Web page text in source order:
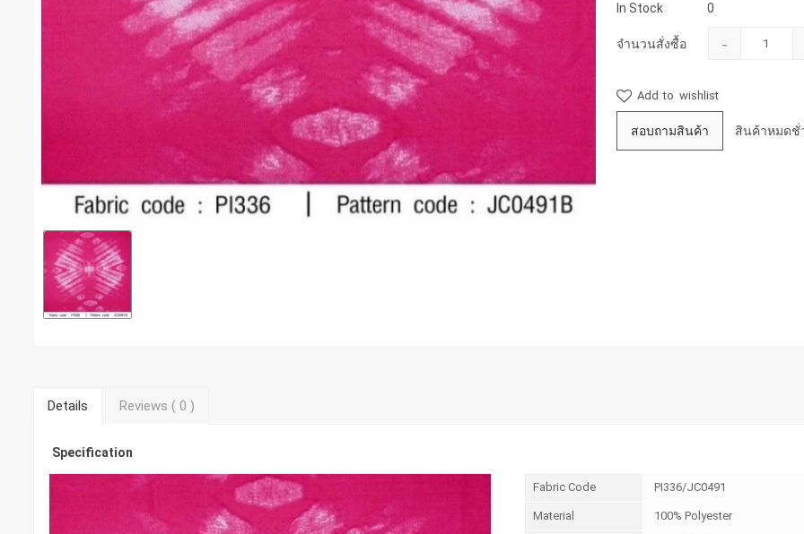
พิมพ์มัดย้อมเหลี่ยม(ชมพู) #1
In Stock 0
จำนวนสั่งซื้อ -
Add to wishlist
สอบถามสินค้า สินค้าหมดชั่
Details Reviews ( 0 )
Specification
Fabric Code PI336/JC0491
Material 100% Polyester